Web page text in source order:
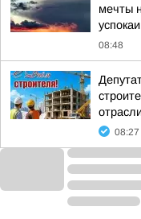
мечты
08:48
08:27